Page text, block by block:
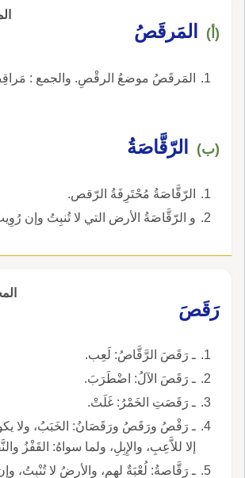
(أ) المَرقَصُ
المَرقَصُ موضعُ الرقْصِ. والجمع :
(ب) الرّقَّاصَةُ
الرّقَّاصَةُ مُحْتَرِفَةُ الرّقص.
و الرّقَّاصَةُ الأرض التي لا تُنبِتُ وإن
رَقَصَ
ـ رَقَصَ الرَّقَّاصُ: لَعِب.
ـ رَقَصَ الآلُ: اضْطَرَبَ.
ـ رَقَصَتِ الخَمْرُ: غَلَتْ.
ـ رَقْصُ ورَقَصُ ورَقَصَانُ: الخَبَبُ، ولا
إلا للاَّعِبِ، والإِبِلِ، ولما سواهُ: القَفْزُ
ـ رَقَّاصةُ: لُعْبَةٌ لهم، والأرضُ لا تُنْبِتُ،